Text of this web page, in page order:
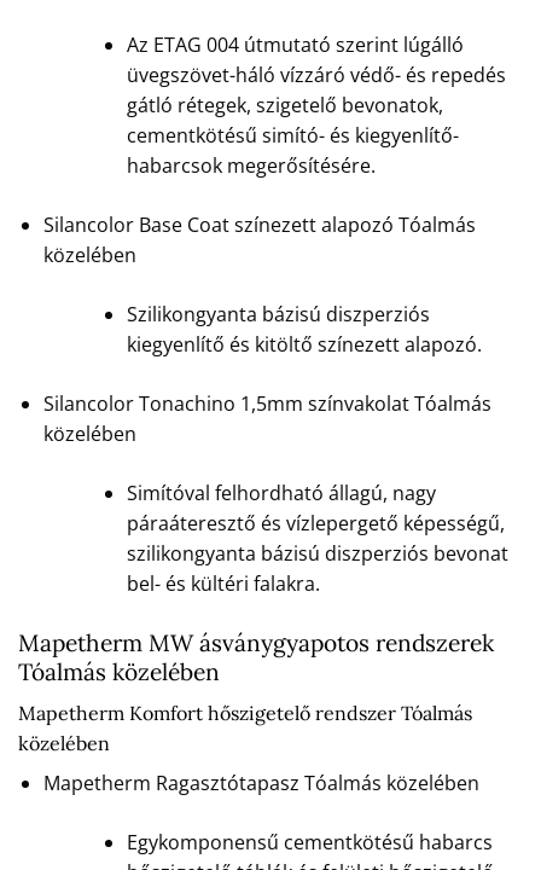
Az ETAG 004 útmutató szerint lúgálló
üvegszövet-háló vízzáró védő- és repedés
gátló rétegek, szigetelő bevonatok,
cementkötésű simító- és kiegyenlítő-
habarcsok megerősítésére.
Silancolor Base Coat színezett alapozó Tóalmás
közelében
Szilikongyanta bázisú diszperziós
kiegyenlítő és kitöltő színezett alapozó.
Silancolor Tonachino 1,5mm színvakolat Tóalmás
közelében
Simítóval felhordható állagú, nagy
páraáteresztő és vízlepergető képességű,
szilikongyanta bázisú diszperziós bevonat
bel- és kültéri falakra.
Mapetherm MW ásványgyapotos rendszerek
Tóalmás közelében
Mapetherm Komfort hőszigetelő rendszer Tóalmás
közelében
Mapetherm Ragasztótapasz Tóalmás közelében
Egykomponensű cementkötésű habarcs